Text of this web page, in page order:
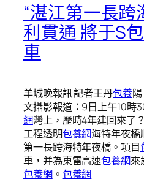
“湛江第一長跨
利貫通 將于S
車
羊城晚報訊 記者王丹包養
文攝影報道：9日上午10時
網灣上，歷時4年建回來了
工程透明包養網海特年夜橋
第一長跨海特年夜橋。項目
車，并為東雷高速包養網來
包養網。 包養網